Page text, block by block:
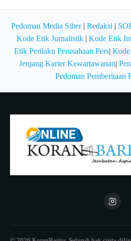
Pedoman Media Siber| Redaksi |
Kode Etik Jurnalistik| Kode Etik
Etik Perilaku Perusahaan Pers|
Jenjang Karier Kewartawanan|
Pedoman Pemberitaan